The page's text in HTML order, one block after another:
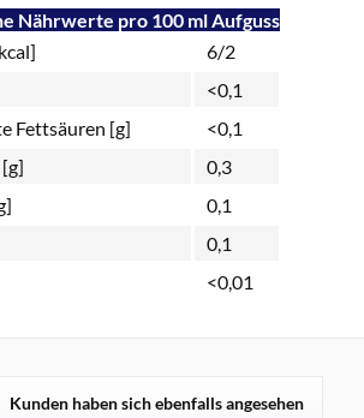
Nährwerte pro 100 ml Aufguss
6/2
<0,1
Fettsäuren [g]
<0,1
0,3
0,1
0,1
<0,01
Kunden haben sich ebenfalls angesehen